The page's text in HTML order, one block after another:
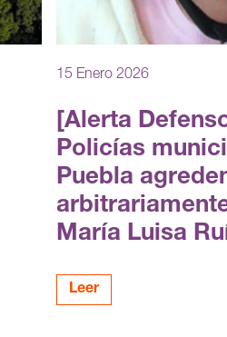
15 Enero 2026
[Alerta
Policías
Puebla
María Luisa
Leer